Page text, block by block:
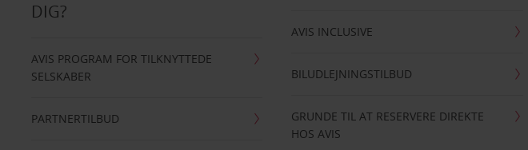
DIG?
AVIS PROGRAM FOR TILKNYTTEDE
SELSKABER
PARTNERTILBUD
AVIS INCLUSIVE
BILUDLEJNINGSTILBUD
GRUNDE TIL AT RESERVERE DIREKTE
HOS AVIS